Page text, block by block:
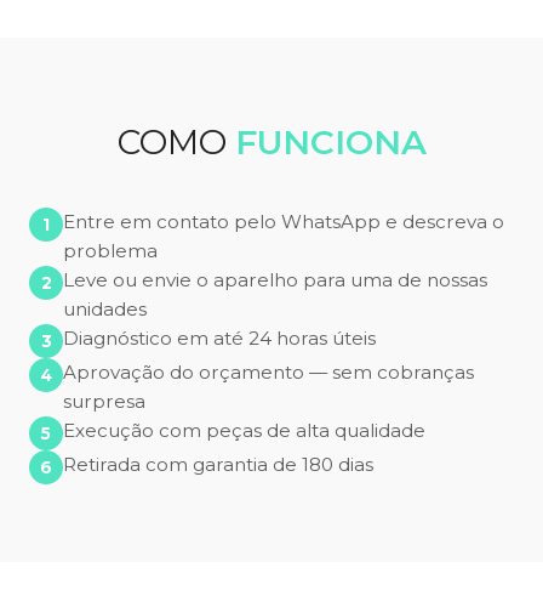
COMO FUNCIONA
Entre em contato pelo WhatsApp e descreva o
problema
Leve ou envie o aparelho para uma de nossas
unidades
Diagnóstico em até 24 horas úteis
Aprovação do orçamento — sem cobranças
surpresa
Execução com peças de alta qualidade
Retirada com garantia de 180 dias